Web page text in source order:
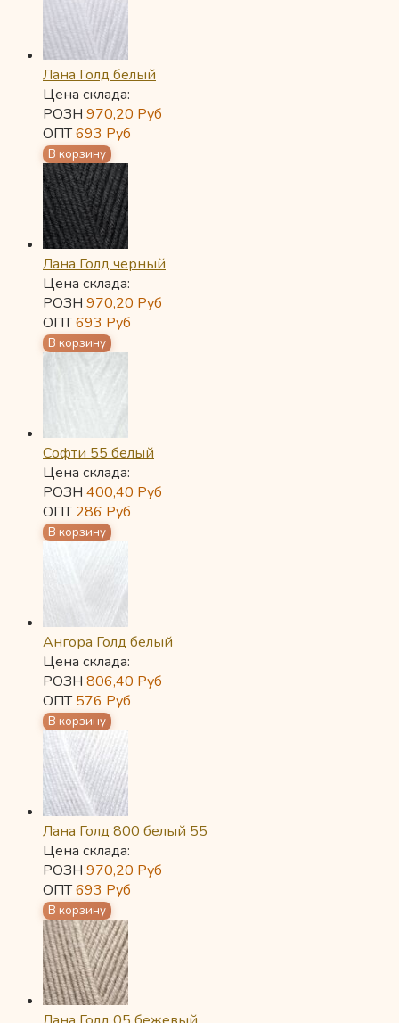
Лана Голд белый
Цена склада:
РОЗН 970,20 Руб
ОПТ693 Руб
Лана Голд черный
Цена склада:
РОЗН 970,20 Руб
ОПТ693 Руб
Софти 55 белый
Цена склада:
РОЗН 400,40 Руб
ОПТ286 Руб
Ангора Голд белый
Цена склада:
РОЗН 806,40 Руб
ОПТ576 Руб
Лана Голд 800 белый 55
Цена склада:
РОЗН 970,20 Руб
ОПТ693 Руб